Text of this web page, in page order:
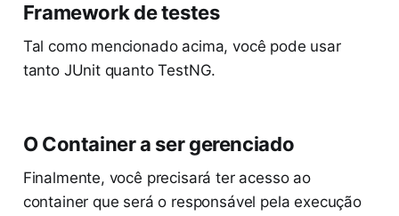
Framework de testes
Tal como mencionado acima, você pode usar
tanto JUnit quanto TestNG.
O Container a ser gerenciado
Finalmente, você precisará ter acesso ao
container que será o responsável pela execução